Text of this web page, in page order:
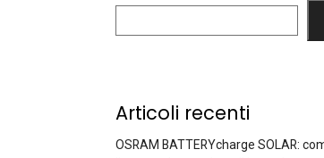
Articoli recenti
OSRAM BATTERYcharge SOLAR: